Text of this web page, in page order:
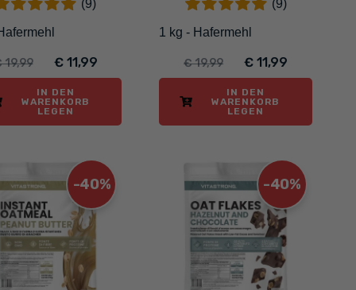
(9)
19,99 € 11,99
IN DEN
WARENKORB
LEGEN
(9)
1 kg - Hafermehl
€ 19,99 € 11,99
IN DEN
WARENKORB
LEGEN
-40% -40%